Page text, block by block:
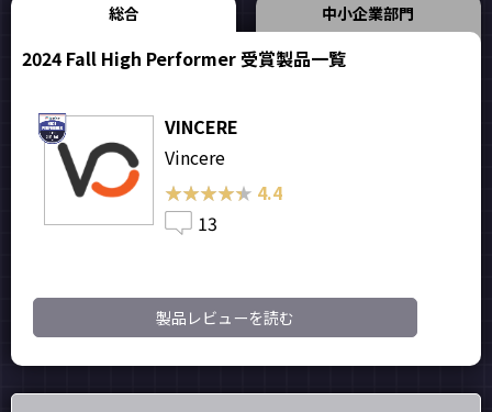
総合 中小企業部門
2024 Fall High Performer 受賞製品一覧
VINCERE
Vincere
★★★★★
★★★★★ 4.4
13
製品レビューを読む